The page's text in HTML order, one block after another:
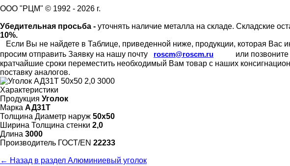
ООО "РЦМ" © 1992 - 2026 г.
Убедительная просьба - уточнять наличие металла на складе. Складские
10%.
Если Вы не найдете в Таблице, приведенной ниже, продукции, которая Вас
просим отправить Заявку на нашу почту
roscm@roscm.ru или
кратчайшие сроки переместить необходимый Вам товар с наших
поставку аналогов.
Характеристики
Продукция Уголок
Марка АД31Т
Толщина Диаметр наруж 50х50
Ширина Толщина стенки 2,0
Длина 3000
Произво­дитель ГОСТ/EN 22233
← Назад в раздел Алюминиевый уголок